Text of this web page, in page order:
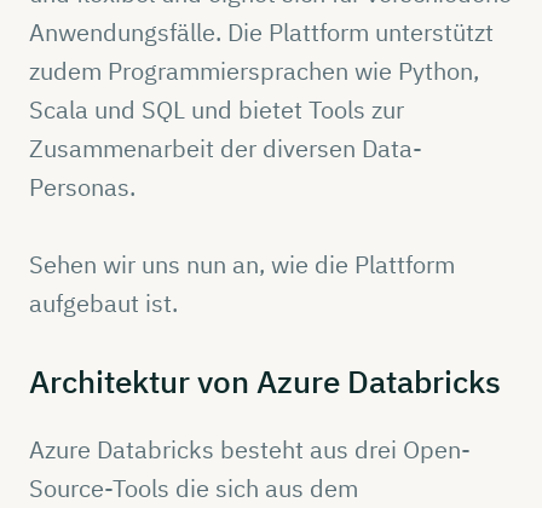
Anwendungsfälle. Die Plattform unterstützt
zudem Programmiersprachen wie Python,
Scala und SQL und bietet Tools zur
Zusammenarbeit der diversen Data-
Personas.
Sehen wir uns nun an, wie die Plattform
aufgebaut ist.
Architekturvon Azure Databricks
Azure Databricks besteht aus drei Open-
Source-Tools die sich aus dem